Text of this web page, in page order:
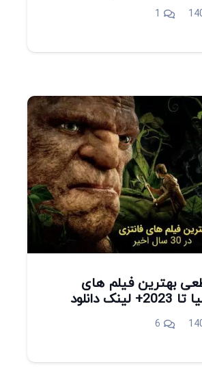
1
بهترین فیلم های
دانلود
6دیدگاه